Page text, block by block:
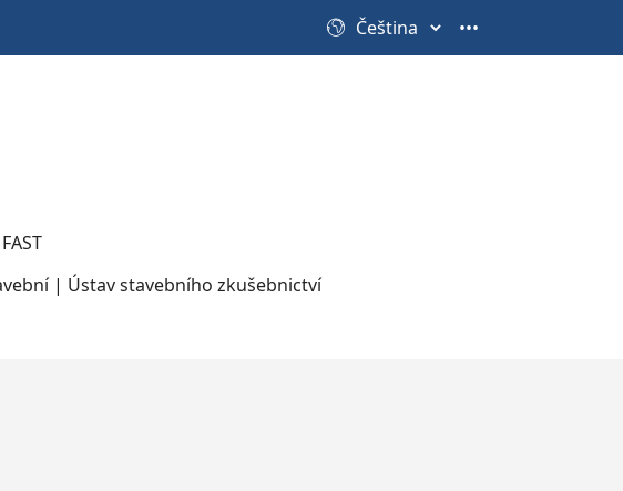
•••
| Ústav stavebního zkušebnictví